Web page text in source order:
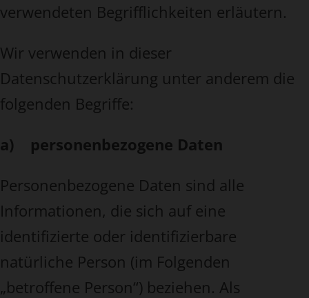
verwendeten Begrifflichkeiten erläutern.
Wir verwenden in dieser
Datenschutzerklärung unter anderem die
folgenden Begriffe:
a) personenbezogene Daten
Personenbezogene Daten sind alle
Informationen, die sich auf eine
identifizierte oder identifizierbare
natürliche Person (im Folgenden
„betroffene Person“) beziehen. Als